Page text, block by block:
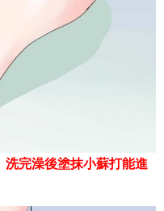
洗完澡後塗抹小蘇打能進